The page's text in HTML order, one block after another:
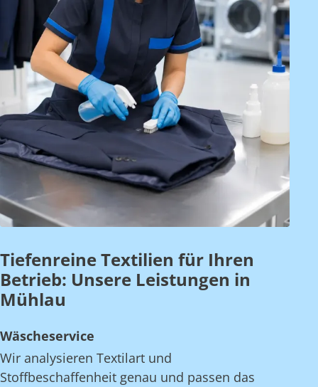
Tiefenreine Textilien für Ihren
Betrieb: Unsere Leistungen in
Mühlau
Wäscheservice
Wir analysieren Textilart und
Stoffbeschaffenheit genau und passen das